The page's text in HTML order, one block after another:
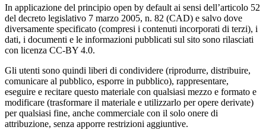
In applicazione del principio open by default ai sensi dell’articolo 52
del decreto legislativo 7 marzo 2005, n. 82 (CAD) e salvo dove
diversamente specificato (compresi i contenuti incorporati di terzi), i
dati, i documenti e le informazioni pubblicati sul sito sono rilasciati
con licenza CC-BY 4.0.
Gli utenti sono quindi liberi di condividere (riprodurre, distribuire,
comunicare al pubblico, esporre in pubblico), rappresentare,
eseguire e recitare questo materiale con qualsiasi mezzo e formato e
modificare (trasformare il materiale e utilizzarlo per opere derivate)
per qualsiasi fine, anche commerciale con il solo onere di
attribuzione, senza apporre restrizioni aggiuntive.